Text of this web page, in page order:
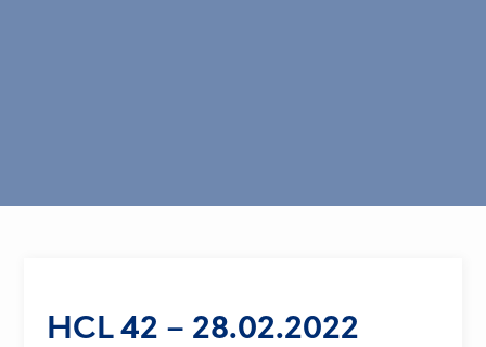
HCL 42 – 28.02.2022